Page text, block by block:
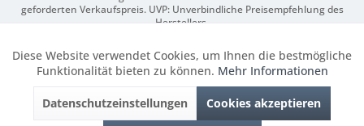
geforderten Verkaufspreis. UVP: Unverbindliche Preisempfehlung des
Herstellers.
Funktionale Aktiv
Marketing Inaktiv
Diese Website verwendet Cookies, um Ihnen die bestmögliche
Funktionalität bieten zu können. Mehr Informationen
Datenschutzeinstellungen Cookies akzeptieren